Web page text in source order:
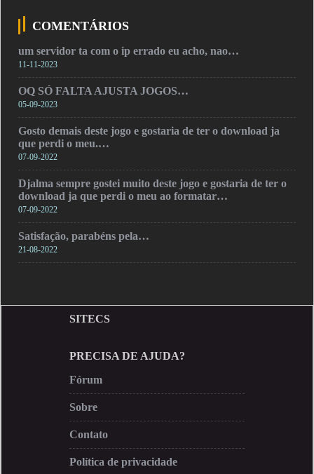
COMENTÁRIOS
um servidor ta com o ip errado eu acho, nao…
11-11-2023
OQ SÓ FALTA AJUSTA JOGOS…
05-09-2023
Gosto demais deste jogo e gostaria de ter o download ja
que perdi o meu.…
07-09-2022
Djalma sempre gostei muito deste jogo e gostaria de ter o
download ja que perdi o meu ao formatar…
07-09-2022
Satisfação, parabéns pela…
21-08-2022
SITECS
PRECISA DE AJUDA?
Fórum
Sobre
Contato
Política de privacidade